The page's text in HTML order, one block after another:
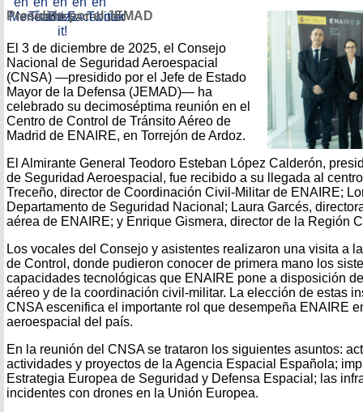
Presidido por el JEMAD
El 3 de diciembre de 2025, el Consejo
Nacional de Seguridad Aeroespacial
(CNSA) —presidido por el Jefe de Estado
Mayor de la Defensa (JEMAD)— ha
celebrado su decimoséptima reunión en el
Centro de Control de Tránsito Aéreo de
Madrid de ENAIRE, en Torrejón de Ardoz.
El Almirante General Teodoro Esteban López Calderón,
de Seguridad Aeroespacial, fue recibido a su llegada al
Treceño, director de Coordinación Civil-Militar de ENAIRE;
Departamento de Seguridad Nacional; Laura Garcés,
aérea de ENAIRE; y Enrique Gismera, director de la Región
Los vocales del Consejo y asistentes realizaron una visita a
de Control, donde pudieron conocer de primera mano los
capacidades tecnológicas que ENAIRE pone a disposición
aéreo y de la coordinación civil-militar. La elección de estas
CNSA escenifica el importante rol que desempeña ENAIRE
aeroespacial del país.
En la reunión del CNSA se trataron los siguientes asuntos:
actividades y proyectos de la Agencia Espacial Española;
Estrategia Europea de Seguridad y Defensa Espacial; las
incidentes con drones en la Unión Europea.